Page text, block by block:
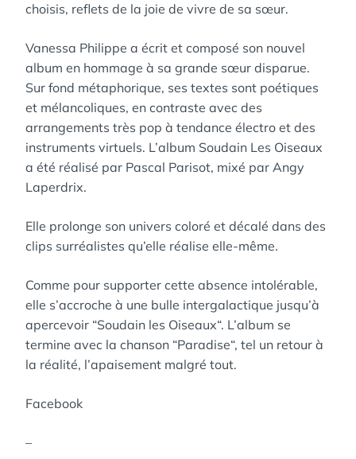
choisis, reflets de la joie de vivre de sa sœur.
Vanessa Philippe a écrit et composé son nouvel
album en hommage à sa grande sœur disparue.
Sur fond métaphorique, ses textes sont poétiques
et mélancoliques, en contraste avec des
arrangements très pop à tendance électro et des
instruments virtuels. L’album Soudain Les Oiseaux
a été réalisé par Pascal Parisot, mixé par Angy
Laperdrix.
Elle prolonge son univers coloré et décalé dans des
clips surréalistes qu’elle réalise elle-même.
Comme pour supporter cette absence intolérable,
elle s’accroche à une bulle intergalactique jusqu’à
apercevoir “Soudain les Oiseaux“. L’album se
termine avec la chanson “Paradise“, tel un retour à
la réalité, l’apaisement malgré tout.
Facebook
–